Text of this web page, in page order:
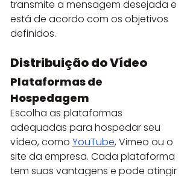
transmite a mensagem desejada e
está de acordo com os objetivos
definidos.
Distribuição do Vídeo
Plataformas de
Hospedagem
Escolha as plataformas
adequadas para hospedar seu
vídeo, como YouTube, Vimeo ou o
site da empresa. Cada plataforma
tem suas vantagens e pode atingir